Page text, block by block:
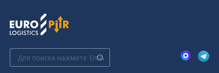
Поиск: